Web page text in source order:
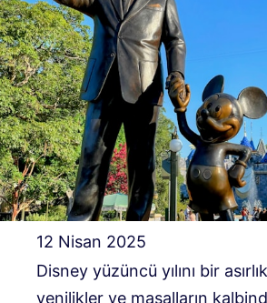
12 Nisan 2025
Disney yüzüncü yılını bir
yenilikler ve masalların